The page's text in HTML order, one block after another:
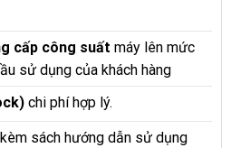
cấp công suất máy lên mức
sử dụng của khách hàng
chi phí hợp lý.
sách hướng dẫn sử dụng